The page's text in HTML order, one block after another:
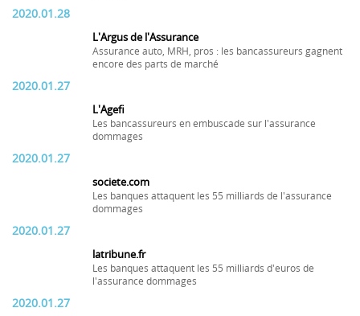
2020.01.28
L'Argus de l'Assurance
Assurance auto, MRH, pros : les bancassureurs gagnent
encore des parts de marché
2020.01.27
L'Agefi
Les bancassureurs en embuscade sur l'assurance
dommages
2020.01.27
societe.com
Les banques attaquent les 55 milliards de l'assurance
dommages
2020.01.27
latribune.fr
Les banques attaquent les 55 milliards d'euros de
l'assurance dommages
2020.01.27